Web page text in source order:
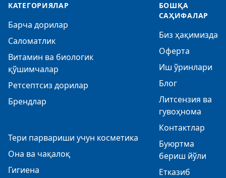
КАТЕГОРИЯЛАР
Барча дорилар
Саломатлик
Витамин ва биологик
қўшимчалар
Ретсептсиз дорилар
Брендлар
Тери парвариши учун косметика
Она ва чақалоқ
Гигиена
БОШҚА
САҲИФАЛАР
Биз ҳақимизда
Оферта
Иш ўринлари
Блог
Литсензия ва
гувоҳнома
Контактлар
Буюртма
бериш йўли
Етказиб